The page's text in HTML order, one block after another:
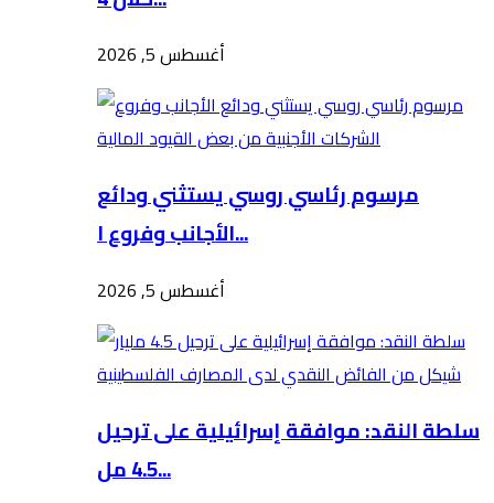
أغسطس 5, 2026
مرسوم رئاسي روسي يستثني ودائع
الأجانب وفروع ا...
أغسطس 5, 2026
سلطة النقد: موافقة إسرائيلية على ترحيل
4.5 مل...